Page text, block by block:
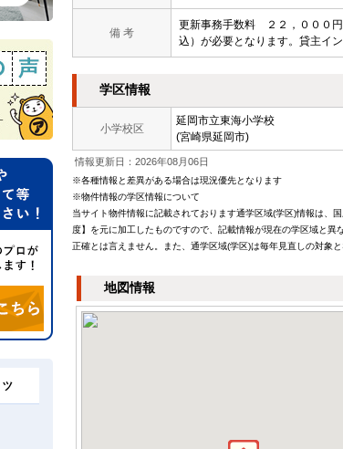
備 考
更新事務手数料 ２２，０００円
込）が必要となります。貸主イ
学区情報
小学校区
延岡市立東海小学校
(宮崎県延岡市)
情報更新日：2026年08月06日
※各種情報と差異がある場合は現況優先となります
※物件情報の学区情報について
当サイト物件情報に記載されております通学区域(学区)情報は、
度】を元に加工したものですので、記載情報が現在の学区域と
正確とは言えません。また、通学区域(学区)は毎年見直しの対象
地図情報